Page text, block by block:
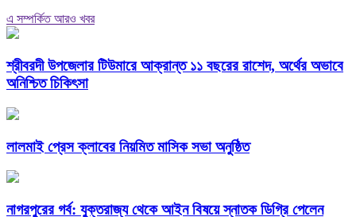
এ সম্পর্কিত আরও খবর
শ্রীবরদী উপজেলার টিউমারে আক্রান্ত ১১ বছরের রাশেদ, অর্থের অভাবে
অনিশ্চিত চিকিৎসা
লালমাই প্রেস ক্লাবের নিয়মিত মাসিক সভা অনুষ্ঠিত
নাগরপুরের গর্ব: যুক্তরাজ্য থেকে আইন বিষয়ে স্নাতক ডিগ্রি পেলেন